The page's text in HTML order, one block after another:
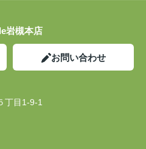
岩槻本店
お問い合わせ
丁目1-9-1